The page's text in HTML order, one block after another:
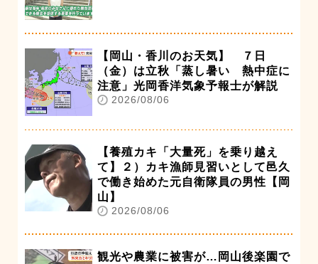
【岡山・香川のお天気】 ７日
（金）は立秋「蒸し暑い 熱中症に
注意」光岡香洋気象予報士が解説
2026/08/06
【養殖カキ「大量死」を乗り越え
て】２）カキ漁師見習いとして邑久
で働き始めた元自衛隊員の男性【岡
山】
2026/08/06
観光や農業に被害が…岡山後楽園で